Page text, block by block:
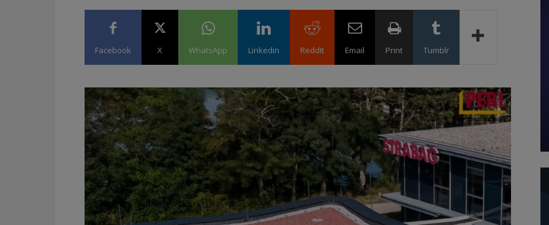
Facebook X WhatsApp Linkedin ReddIt Email Print Tumblr